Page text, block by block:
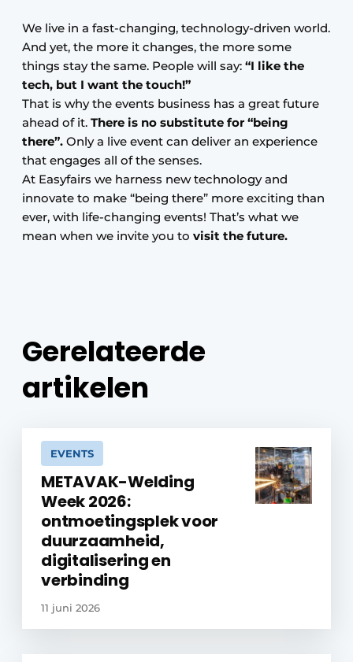
We live in a fast-changing, technology-driven world.
And yet, the more it changes, the more some
things stay the same. People will say: “I like the
tech, but I want the touch!”
That is why the events business has a great future
ahead of it. There is no substitute for “being
there”. Only a live event can deliver an experience
that engages all of the senses.
At Easyfairs we harness new technology and
innovate to make “being there” more exciting than
ever, with life-changing events! That’s what we
mean when we invite you to visit the future.
Gerelateerde
artikelen
EVENTS
METAVAK-Welding
Week 2026:
ontmoetingsplek voor
duurzaamheid,
digitalisering en
verbinding
11 juni 2026